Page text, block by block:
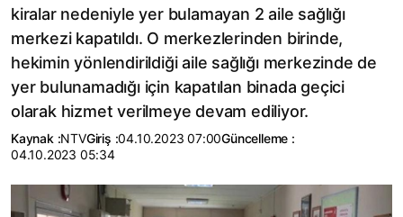
kiralar nedeniyle yer bulamayan 2 aile sağlığı
merkezi kapatıldı. O merkezlerinden birinde,
hekimin yönlendirildiği aile sağlığı merkezinde de
yer bulunamadığı için kapatılan binada geçici
olarak hizmet verilmeye devam ediliyor.
Kaynak :NTVGiriş :04.10.2023 07:00Güncelleme :
04.10.2023 05:34